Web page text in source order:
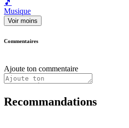
🎵
Musique
Voir moins
Commentaires
Ajoute ton commentaire
Recommandations